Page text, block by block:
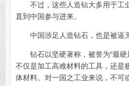
不过，这些人造钻大多用于工业
直到中国参与进来。
中国涉足人造钻石，也是被逼无
钻石以坚硬著称，被誉为“最硬
不仅是加工高难材料的工具，还是
体材料。对一国之工业来说，不可